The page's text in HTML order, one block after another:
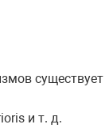
существует
и т. д.